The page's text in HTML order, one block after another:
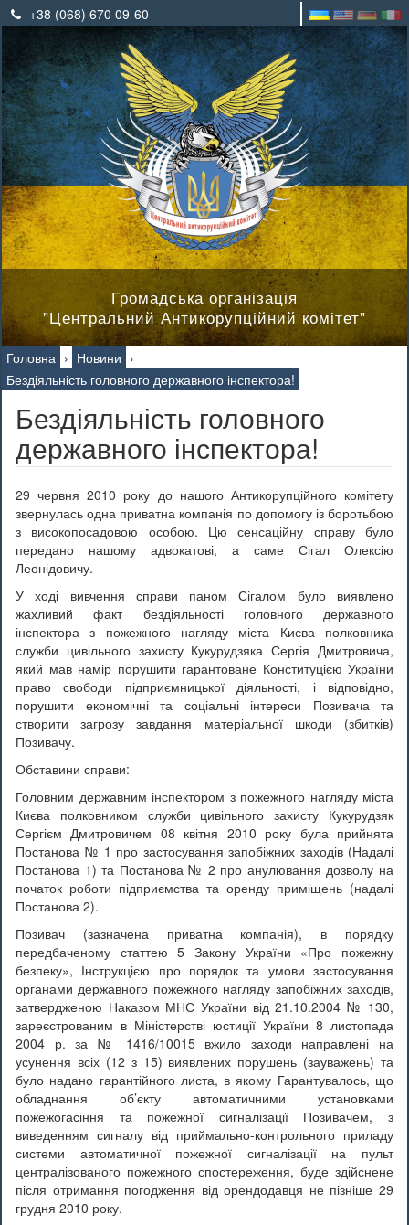
+38 (068) 670 09-60
Громадська організація
"Центральний Антикорупційний комітет"
Головна › Новини ›
Бездіяльність головного державного інспектора!
Бездіяльність головного
державного інспектора!
29 червня 2010 року до нашого Антикорупційного комітету
звернулась одна приватна компанія по допомогу із боротьбою
з високопосадовою особою. Цю сенсаційну справу було
передано нашому адвокатові, а саме Сігал Олексію
Леонідовичу.
У ході вивчення справи паном Сігалом було виявлено
жахливий факт бездіяльності головного державного
інспектора з пожежного нагляду міста Києва полковника
служби цивільного захисту Кукурудзяка Сергія Дмитровича,
який мав намір порушити гарантоване Конституцією України
право свободи підприємницької діяльності, і відповідно,
порушити економічні та соціальні інтереси Позивача та
створити загрозу завдання матеріальної шкоди (збитків)
Позивачу.
Обставини справи:
Головним державним інспектором з пожежного нагляду міста
Києва полковником служби цивільного захисту Кукурудзяк
Сергієм Дмитровичем 08 квітня 2010 року була прийнята
Постанова № 1 про застосування запобіжних заходів (Надалі
Постанова 1) та Постанова № 2 про анулювання дозволу на
початок роботи підприємства та оренду приміщень (надалі
Постанова 2).
Позивач (зазначена приватна компанія), в порядку
передбаченому статтею 5 Закону України «Про пожежну
безпеку», Інструкцією про порядок та умови застосування
органами державного пожежного нагляду запобіжних заходів,
затвердженою Наказом МНС України від 21.10.2004 № 130,
зареєстрованим в Міністерстві юстиції України 8 листопада
2004 р. за № 1416/10015 вжило заходи направлені на
усунення всіх (12 з 15) виявлених порушень (зауважень) та
було надано гарантійного листа, в якому Гарантувалось, що
обладнання об’єкту автоматичними установками
пожежогасіння та пожежної сигналізації Позивачем, з
виведенням сигналу від приймально-контрольного приладу
системи автоматичної пожежної сигналізації на пульт
централізованого пожежного спостереження, буде здійснене
після отримання погодження від орендодавця не пізніше 29
грудня 2010 року.